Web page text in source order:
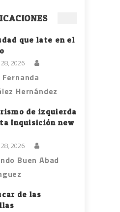
que late en el
2026
Hernández
de izquierda
Inquisición new
2026
Buen Abad
de las